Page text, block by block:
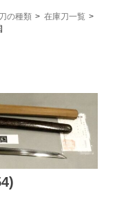
刀の種類 > 在庫刀一覧 >